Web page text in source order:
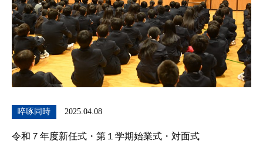
啐啄同時 2025.04.08
令和７年度新任式・第１学期始業式・対面式